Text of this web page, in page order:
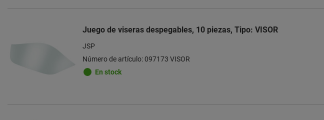
Juego de viseras despegables, 10 piezas, Tipo: VISOR
JSP
Número de artículo: 097173 VISOR
En stock